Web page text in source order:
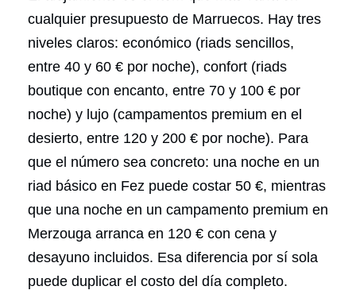
cualquier presupuesto de Marruecos. Hay tres
niveles claros: económico (riads sencillos,
entre 40 y 60 € por noche), confort (riads
boutique con encanto, entre 70 y 100 € por
noche) y lujo (campamentos premium en el
desierto, entre 120 y 200 € por noche). Para
que el número sea concreto: una noche en un
riad básico en Fez puede costar 50 €, mientras
que una noche en un campamento premium en
Merzouga arranca en 120 € con cena y
desayuno incluidos. Esa diferencia por sí sola
puede duplicar el costo del día completo.